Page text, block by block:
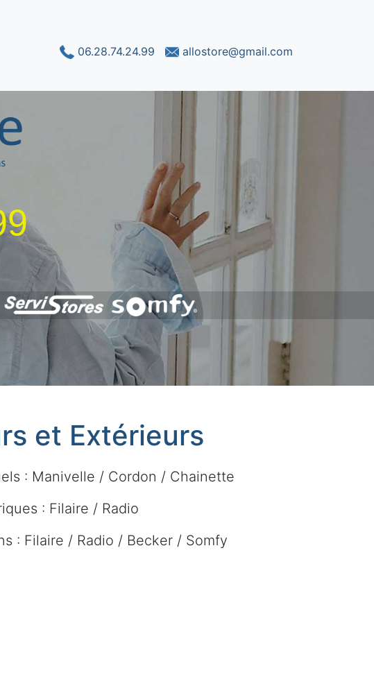
06.28.74.24.99 allostore@gmail.com
et Extérieurs
: Manivelle / Cordon / Chainette
: Filaire / Radio
: Filaire / Radio / Becker / Somfy